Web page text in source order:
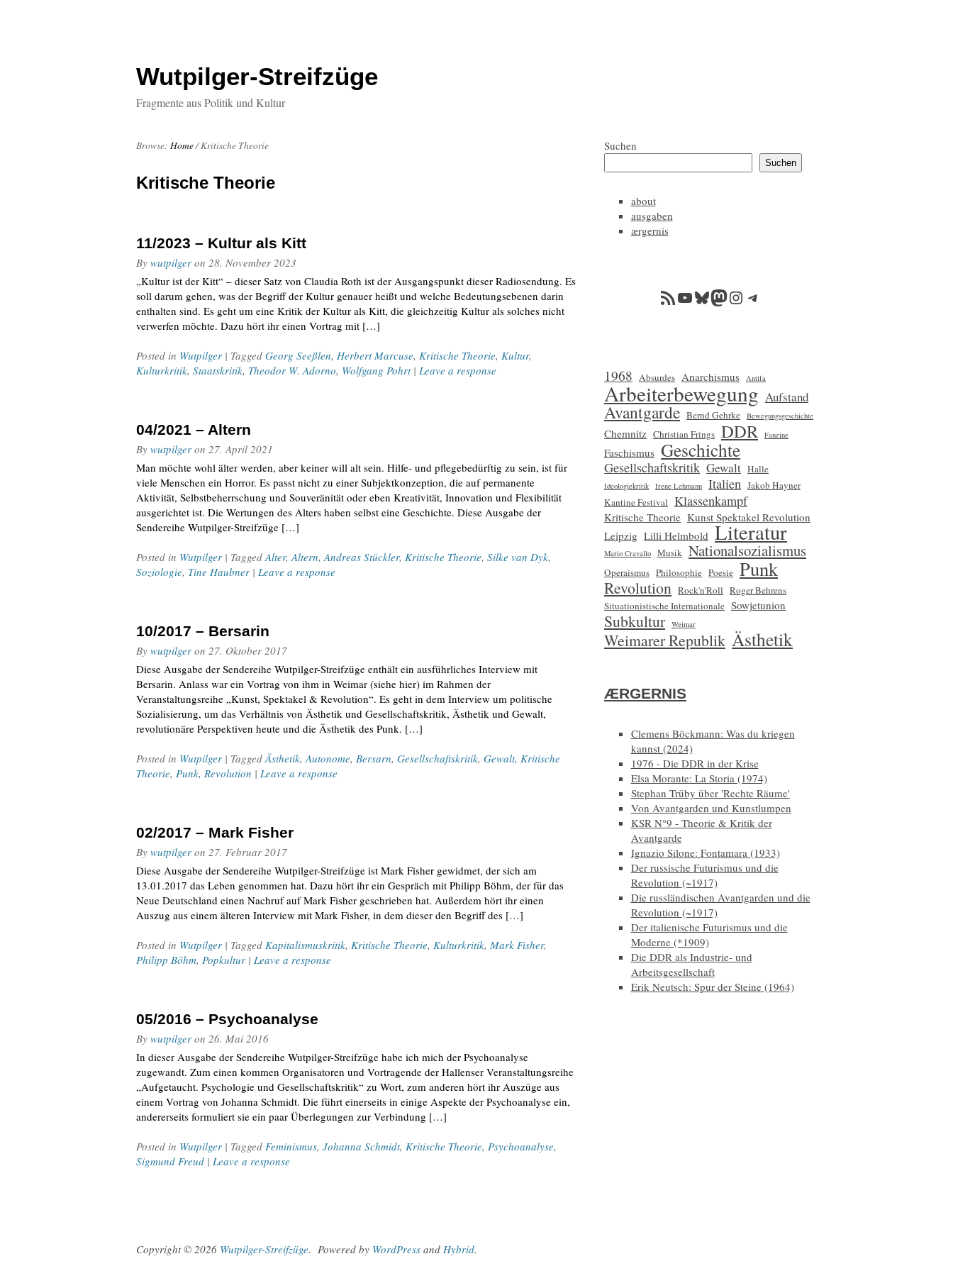
Wutpilger-Streifzüge
Fragmente aus Politik und Kultur
Browse: Home/Kritische Theorie
Kritische Theorie
11/2023 – Kultur als Kitt
By wutpilger on 28. November 2023
„Kultur ist der Kitt“ – dieser Satz von Claudia Roth ist der Ausgangspunkt dieser Radiosendung. Es
soll darum gehen, was der Begriff der Kultur genauer heißt und welche Bedeutungsebenen darin
enthalten sind. Es geht um eine Kritik der Kultur als Kitt, die gleichzeitig Kultur als solches nicht
verwerfen möchte. Dazu hört ihr einen Vortrag mit […]
Posted in Wutpilger | Tagged Georg Seeßlen, Herbert Marcuse, Kritische Theorie, Kultur,
Kulturkritik, Staatskritik, Theodor W. Adorno, Wolfgang Pohrt| Leave a response
04/2021 – Altern
By wutpilger on 27. April 2021
Man möchte wohl älter werden, aber keiner will alt sein. Hilfe- und pflegebedürftig zu sein, ist für
viele Menschen ein Horror. Es passt nicht zu einer Subjektkonzeption, die auf permanente
Aktivität, Selbstbeherrschung und Souveränität oder eben Kreativität, Innovation und Flexibilität
ausgerichtet ist. Die Wertungen des Alters haben selbst eine Geschichte. Diese Ausgabe der
Sendereihe Wutpilger-Streifzüge […]
Posted in Wutpilger | TaggedAlter,Altern,Andreas Stückler, Kritische Theorie, Silke van Dyk,
Soziologie, Tine Haubner | Leave a response
10/2017 – Bersarin
By wutpilger on 27. Oktober 2017
Diese Ausgabe der Sendereihe Wutpilger-Streifzüge enthält ein ausführliches Interview mit
Bersarin. Anlass war ein Vortrag von ihm in Weimar (siehe hier) im Rahmen der
Veranstaltungsreihe „Kunst, Spektakel & Revolution“. Es geht in dem Interview um politische
Sozialisierung, um das Verhältnis von Ästhetik und Gesellschaftskritik, Ästhetik und Gewalt,
revolutionäre Perspektiven heute und die Ästhetik des Punk. […]
Posted in Wutpilger | TaggedÄsthetik,Autonome, Bersarn, Gesellschaftskritik, Gewalt, Kritische
Theorie, Punk, Revolution | Leave a response
02/2017 – Mark Fisher
By wutpilger on 27. Februar 2017
Diese Ausgabe der Sendereihe Wutpilger-Streifzüge ist Mark Fisher gewidmet, der sich am
13.01.2017 das Leben genommen hat. Dazu hört ihr ein Gespräch mit Philipp Böhm, der für das
Neue Deutschland einen Nachruf auf Mark Fisher geschrieben hat. Außerdem hört ihr einen
Auszug aus einem älteren Interview mit Mark Fisher, in dem dieser den Begriff des […]
Posted in Wutpilger | Tagged Kapitalismuskritik, Kritische Theorie, Kulturkritik, Mark Fisher,
Philipp Böhm, Popkultur | Leave a response
05/2016 – Psychoanalyse
By wutpilger on 26. Mai 2016
In dieser Ausgabe der Sendereihe Wutpilger-Streifzüge habe ich mich der Psychoanalyse
zugewandt. Zum einen kommen Organisatoren und Vortragende der Hallenser Veranstaltungsreihe
„Aufgetaucht. Psychologie und Gesellschaftskritik“ zu Wort, zum anderen hört ihr Auszüge aus
einem Vortrag von Johanna Schmidt. Die führt einerseits in einige Aspekte der Psychoanalyse ein,
andererseits formuliert sie ein paar Überlegungen zur Verbindung […]
Posted in Wutpilger | Tagged Feminismus, Johanna Schmidt, Kritische Theorie, Psychoanalyse,
Sigmund Freud | Leave a response
Suchen
Suchen
about
ausgaben
ærgernis
RSS-FeedYouTube
Bluesky
Mastodon
Instagram
Telegram
1968 Absurdes Anarchismus Antifa
Arbeiterbewegung Aufstand
Avantgarde Bernd Gehrke Bewegungsgeschichte
Chemnitz Christian Frings DDR Fanzine
Faschismus Geschichte
Gesellschaftskritik Gewalt Halle
Ideologiekritik Irene Lehmann Italien Jakob Hayner
Kantine Festival Klassenkampf
Kritische Theorie Kunst Spektakel Revolution
Leipzig Lilli Helmbold Literatur
Mario Cravallo Musik Nationalsozialismus
Operaismus Philosophie Poesie Punk
Revolution Rock'n'Roll Roger Behrens
Situationistische Internationale Sowjetunion
Subkultur Weimar
Weimarer Republik Ästhetik
ÆRGERNIS
Clemens Böckmann: Was du kriegen
kannst (2024)
1976 - Die DDR in der Krise
Elsa Morante: La Storia (1974)
Stephan Trüby über 'Rechte Räume'
Von Avantgarden und Kunstlumpen
KSR N°9 - Theorie & Kritik der
Avantgarde
Ignazio Silone: Fontamara (1933)
Der russische Futurismus und die
Revolution (~1917)
Die russländischen Avantgarden und die
Revolution (~1917)
Der italienische Futurismus und die
Moderne (*1909)
Die DDR als Industrie- und
Arbeitsgesellschaft
Erik Neutsch: Spur der Steine (1964)
Copyright © 2026 Wutpilger-Streifzüge. Powered by WordPress and Hybrid.